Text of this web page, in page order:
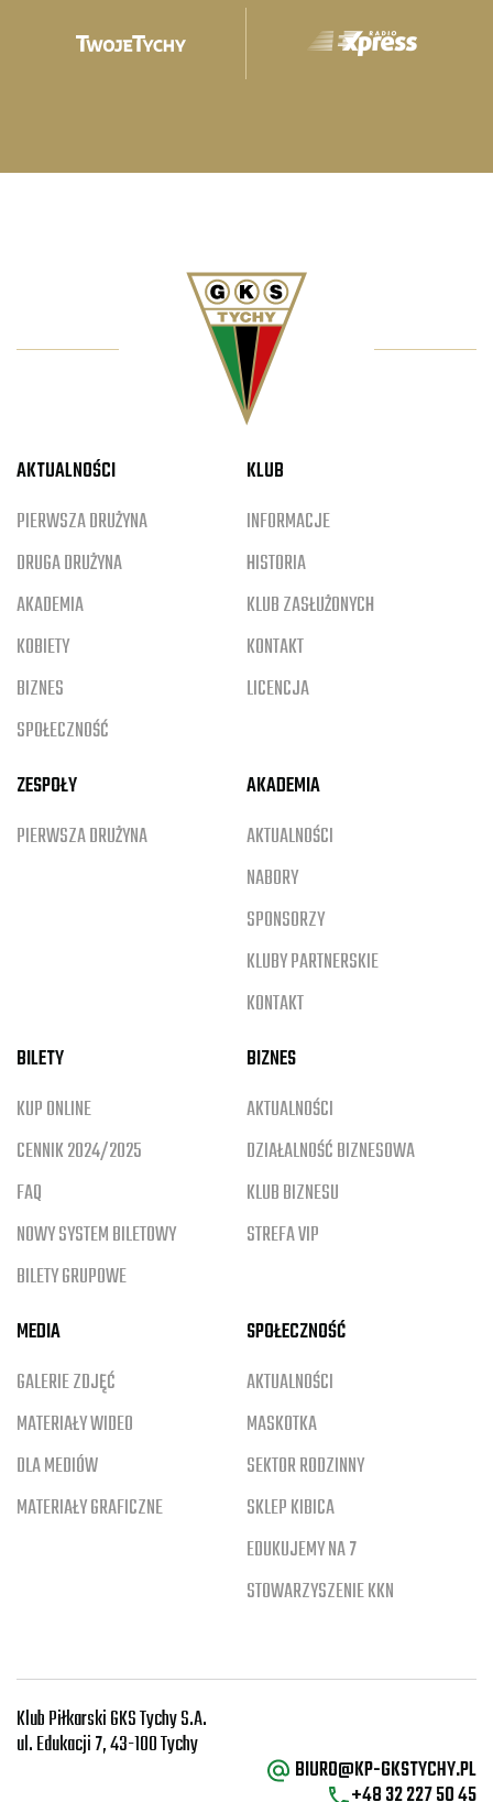
AKTUALNOŚCI
PIERWSZA DRUŻYNA
DRUGA DRUŻYNA
AKADEMIA
KOBIETY
BIZNES
SPOŁECZNOŚĆ
KLUB
INFORMACJE
HISTORIA
KLUB ZASŁUŻONYCH
KONTAKT
LICENCJA
ZESPOŁY
PIERWSZA DRUŻYNA
AKADEMIA
AKTUALNOŚCI
NABORY
SPONSORZY
KLUBY PARTNERSKIE
KONTAKT
BILETY
KUP ONLINE
CENNIK 2024/2025
FAQ
NOWY SYSTEM BILETOWY
BILETY GRUPOWE
BIZNES
AKTUALNOŚCI
DZIAŁALNOŚĆ BIZNESOWA
KLUB BIZNESU
STREFA VIP
MEDIA
GALERIE ZDJĘĆ
MATERIAŁY WIDEO
DLA MEDIÓW
MATERIAŁY GRAFICZNE
SPOŁECZNOŚĆ
AKTUALNOŚCI
MASKOTKA
SEKTOR RODZINNY
SKLEP KIBICA
EDUKUJEMY NA 7
STOWARZYSZENIE KKN
Klub Piłkarski GKS Tychy S.A.
ul. Edukacji 7, 43-100 Tychy
BIURO@KP-GKSTYCHY.PL